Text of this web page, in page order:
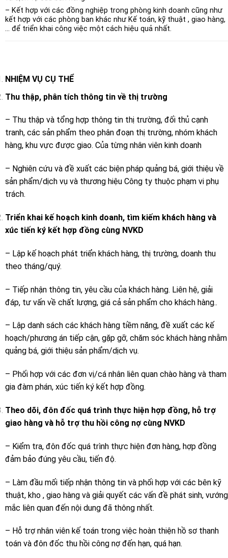
– Kết hợp với các đồng nghiệp trong phòng kinh doanh cũng như
kết hợp với các phòng ban khác như Kế toán, kỹ thuật , giao hàng,
… để triển khai công việc một cách hiệu quả nhất.
NHIỆM VỤ CỤ THỂ
Thu thập, phân tích thông tin về thị trường
– Thu thập và tổng hợp thông tin thị trường, đối thủ cạnh
tranh, các sản phẩm theo phân đoạn thị trường, nhóm khách
hàng, khu vực được giao. Của từng nhân viên kinh doanh
– Nghiên cứu và đề xuất các biện pháp quảng bá, giới thiệu về
sản phẩm/dịch vụ và thương hiệu Công ty thuộc phạm vi phụ
trách.
Triển khai kế hoạch kinh doanh, tìm kiếm khách hàng và
xúc tiến ký kết hợp đồng cùng NVKD
– Lập kế hoạch phát triển khách hàng, thị trường, doanh thu
theo tháng/quý.
– Tiếp nhận thông tin, yêu cầu của khách hàng. Liên hệ, giải
đáp, tư vấn về chất lượng, giá cả sản phẩm cho khách hàng..
– Lập danh sách các khách hàng tiềm năng, đề xuất các kế
hoạch/phương án tiếp cận, gặp gỡ, chăm sóc khách hàng nhằm
quảng bá, giới thiệu sản phẩm/dịch vụ.
– Phối hợp với các đơn vị/cá nhân liên quan chào hàng và tham
gia đàm phán, xúc tiến ký kết hợp đồng.
Theo dõi, đôn đốc quá trình thực hiện hợp đồng, hỗ trợ
giao hàng và hỗ trợ thu hồi công nợ cùng NVKD
– Kiểm tra, đôn đốc quá trình thực hiện đơn hàng, hợp đồng
đảm bảo đúng yêu cầu, tiến độ.
– Làm đầu mối tiếp nhận thông tin và phối hợp với các bên kỹ
thuật, kho , giao hàng và giải quyết các vấn đề phát sinh, vướng
mắc liên quan đến nội dung đã thông nhất.
– Hỗ trợ nhân viên kế toán trong việc hoàn thiện hồ sơ thanh
toán và đôn đốc thu hồi công nợ đến hạn, quá hạn.